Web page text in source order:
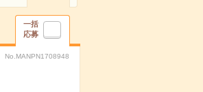
一括
応募
No.MANPN1708948